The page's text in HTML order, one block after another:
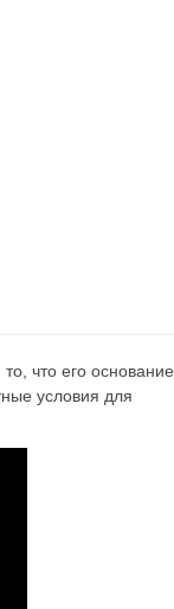
что его основание
условия для